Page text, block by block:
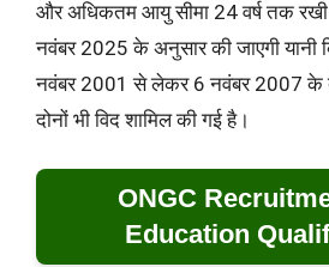
और अधिकतम आयु सीमा 24 वर्ष तक
नवंबर 2025 के अनुसार की जाएगी यानी
नवंबर 2001 से लेकर 6 नवंबर 2007 के
दोनों भी विद शामिल की गई है।
ONGC
Education